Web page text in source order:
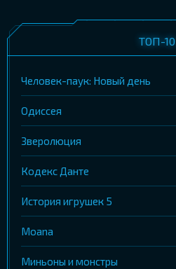
ТОП-10
Человек-паук: Новый день
Одиссея
Зверолюция
Кодекс Данте
История игрушек 5
Moana
Миньоны и монстры